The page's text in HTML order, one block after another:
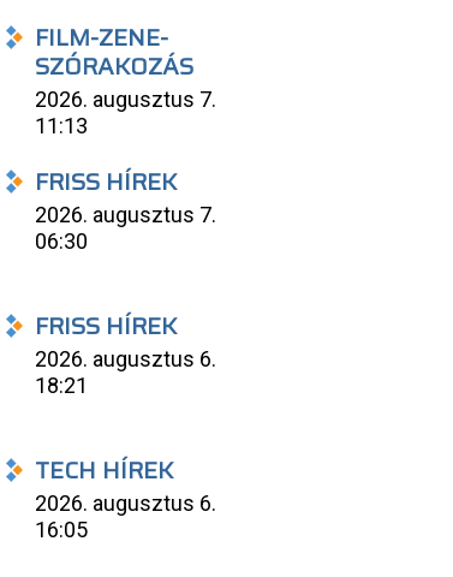
FILM-ZENE-
SZÓRAKOZÁS
2026. augusztus 7.
11:13
FRISS HÍREK
2026. augusztus 7.
06:30
FRISS HÍREK
2026. augusztus 6.
18:21
TECH HÍREK
2026. augusztus 6.
16:05